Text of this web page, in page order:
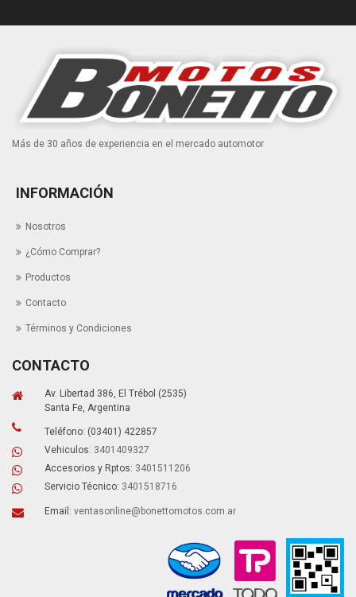
Más de 30 años de experiencia en el mercado automotor
INFORMACIÓN
Nosotros
¿Cómo Comprar?
Productos
Contacto
Términos y Condiciones
CONTACTO
Av. Libertad 386, El Trébol (2535)
Santa Fe, Argentina
Teléfono: (03401) 422857
Vehiculos: 3401409327
Accesorios y Rptos: 3401511206
Servicio Técnico: 3401518716
Email: ventasonline@bonettomotos.com.ar